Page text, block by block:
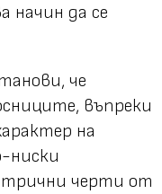
начин да се
че
въпреки
на
ниски
черти от